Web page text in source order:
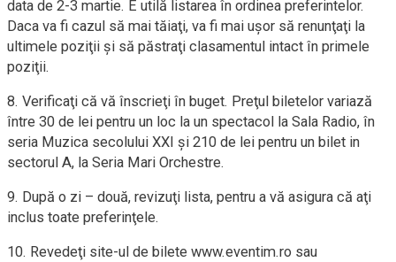
data de 2-3 martie. E utilă listarea în ordinea preferintelor.
Daca va fi cazul să mai tăiaţi, va fi mai uşor să renunţaţi la
ultimele poziţii şi să păstraţi clasamentul intact în primele
poziţii.
8. Verificaţi că vă înscrieţi în buget. Preţul biletelor variază
între 30 de lei pentru un loc la un spectacol la Sala Radio, în
seria Muzica secolului XXI şi 210 de lei pentru un bilet in
sectorul A, la Seria Mari Orchestre.
9. După o zi – două, revizuţi lista, pentru a vă asigura că aţi
inclus toate preferinţele.
10. Revedeţi site-ul de bilete www.eventim.ro sau